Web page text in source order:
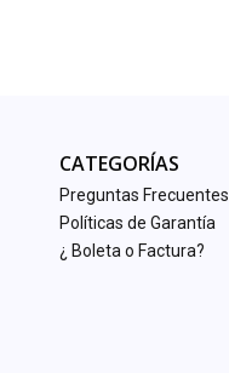
CATEGORÍAS
Preguntas Frecuentes
Políticas de Garantía
¿ Boleta o Factura?